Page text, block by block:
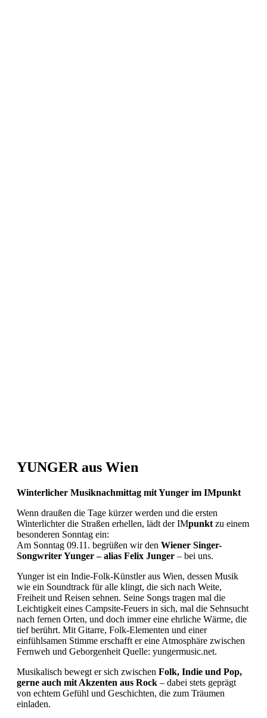
YUNGER aus Wien
Winterlicher Musiknachmittag mit Yunger im IMpunkt
Wenn draußen die Tage kürzer werden und die ersten
Winterlichter die Straßen erhellen, lädt der IMpunkt zu einem
besonderen Sonntag ein:
Am Sonntag 09.11. begrüßen wir den Wiener Singer-
Songwriter Yunger – alias Felix Junger – bei uns.
Yunger ist ein Indie-Folk-Künstler aus Wien, dessen Musik
wie ein Soundtrack für alle klingt, die sich nach Weite,
Freiheit und Reisen sehnen. Seine Songs tragen mal die
Leichtigkeit eines Campsite-Feuers in sich, mal die Sehnsucht
nach fernen Orten, und doch immer eine ehrliche Wärme, die
tief berührt. Mit Gitarre, Folk-Elementen und einer
einfühlsamen Stimme erschafft er eine Atmosphäre zwischen
Fernweh und Geborgenheit Quelle: yungermusic.net.
Musikalisch bewegt er sich zwischen Folk, Indie und Pop,
gerne auch mit Akzenten aus Rock – dabei stets geprägt
von echtem Gefühl und Geschichten, die zum Träumen
einladen.